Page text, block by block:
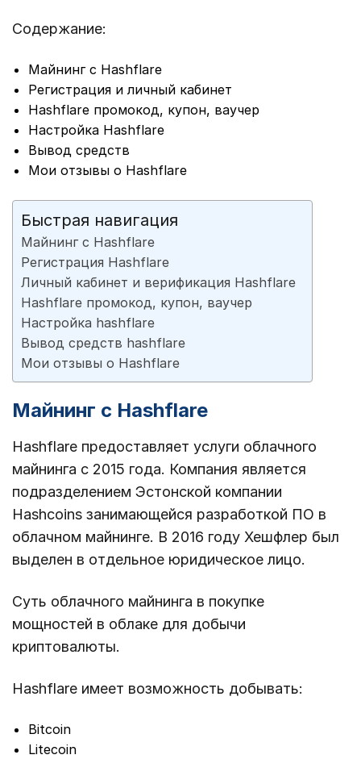
Содержание:
Майнинг с Hashflare
Регистрация и личный кабинет
Hashflare промокод, купон, ваучер
Настройка Hashflare
Вывод средств
Мои отзывы о Hashflare
Быстрая навигация
Майнинг с Hashflare
Регистрация Hashflare
Личный кабинет и верификация Hashflare
Hashflare промокод, купон, ваучер
Настройка hashflare
Вывод средств hashflare
Мои отзывы о Hashflare
Майнинг с Hashflare
Hashflare предоставляет услуги облачного
майнинга с 2015 года. Компания является
подразделением Эстонской компании
Hashcoins занимающейся разработкой ПО в
облачном майнинге. В 2016 году Хешфлер был
выделен в отдельное юридическое лицо.
Суть облачного майнинга в покупке
мощностей в облаке для добычи
криптовалюты.
Hashflare имеет возможность добывать:
Bitcoin
Litecoin